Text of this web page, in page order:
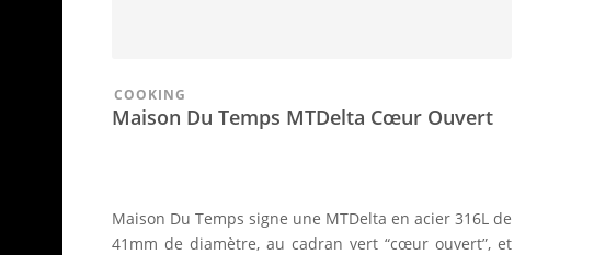
COOKING
Maison Du Temps MTDelta Cœur Ouvert
Maison Du Temps signe une MTDelta en acier 316L de
41mm de diamètre, au cadran vert “cœur ouvert”, et